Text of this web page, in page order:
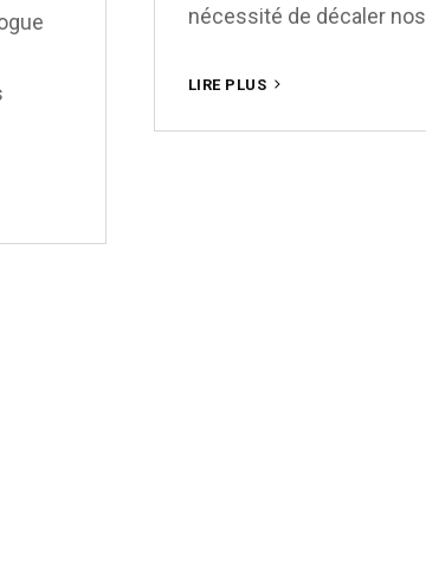
nécessité de décaler nos
LIRE PLUS
PHOTOGRAPHE